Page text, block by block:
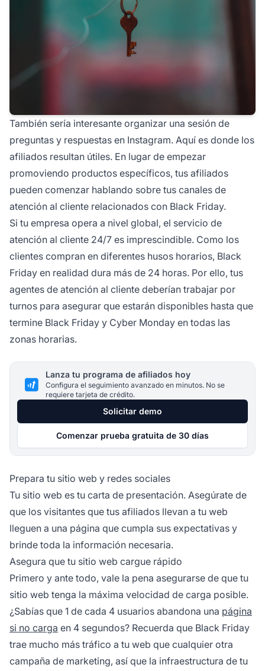
También sería interesante organizar una sesión de
preguntas y respuestas en Instagram. Aquí es donde los
afiliados resultan útiles. En lugar de empezar
promoviendo productos específicos, tus afiliados
pueden comenzar hablando sobre tus canales de
atención al cliente relacionados con Black Friday.
Si tu empresa opera a nivel global, el servicio de
atención al cliente 24/7 es imprescindible. Como los
clientes compran en diferentes husos horarios, Black
Friday en realidad dura más de 24 horas. Por ello, tus
agentes de atención al cliente deberían trabajar por
turnos para asegurar que estarán disponibles hasta que
termine Black Friday y Cyber Monday en todas las
zonas horarias.
Lanza tu programa de afiliados hoy
Configura el seguimiento avanzado en minutos. No se
requiere tarjeta de crédito.
Solicitar demo
Comenzar prueba gratuita de 30 días
Prepara tu sitio web y redes sociales
Tu sitio web es tu carta de presentación. Asegúrate de
que los visitantes que tus afiliados llevan a tu web
lleguen a una página que cumpla sus expectativas y
brinde toda la información necesaria.
Asegura que tu sitio web cargue rápido
Primero y ante todo, vale la pena asegurarse de que tu
sitio web tenga la máxima velocidad de carga posible.
¿Sabías que 1 de cada 4 usuarios abandona una página
si no carga en 4 segundos? Recuerda que Black Friday
trae mucho más tráfico a tu web que cualquier otra
campaña de marketing, así que la infraestructura de tu